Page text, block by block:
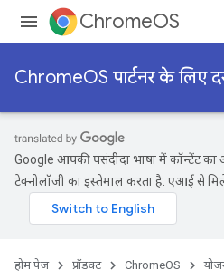
ChromeOS
ChromeOS पार्टनर के लिए
Google आपकी पसंदीदा भाषा में कॉन्टेंट
टेक्नोलॉजी का इस्तेमाल करता है. एआई से
होम पेज प्रॉडक्ट ChromeOS